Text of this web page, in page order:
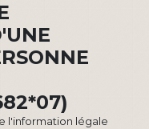
l'information légale